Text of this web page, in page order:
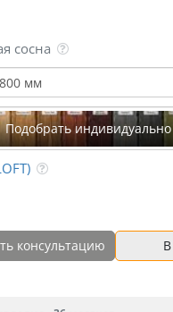
сосна
Подобрать индивидуально
консультацию